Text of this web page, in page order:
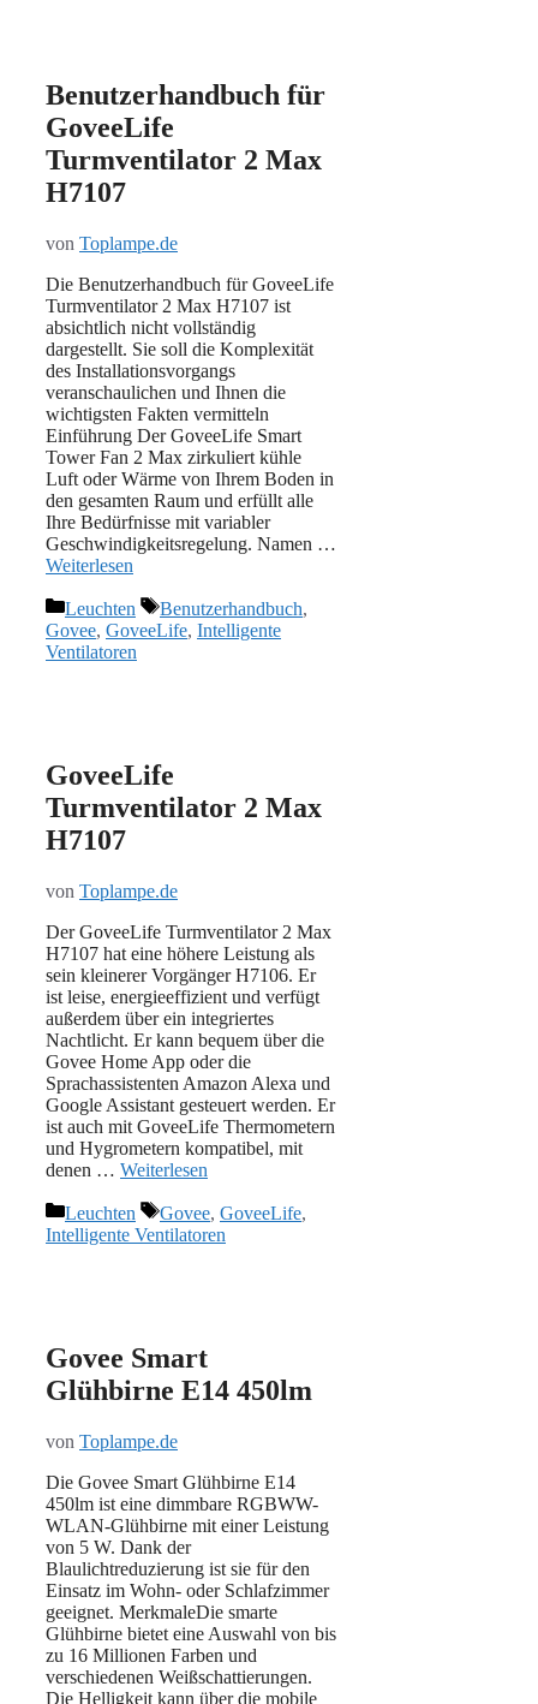
Benutzerhandbuch für
GoveeLife
Turmventilator 2 Max
H7107
von Toplampe.de
Die Benutzerhandbuch für GoveeLife
Turmventilator 2 Max H7107 ist
absichtlich nicht vollständig
dargestellt. Sie soll die Komplexität
des Installationsvorgangs
veranschaulichen und Ihnen die
wichtigsten Fakten vermitteln
Einführung Der GoveeLife Smart
Tower Fan 2 Max zirkuliert kühle
Luft oder Wärme von Ihrem Boden in
den gesamten Raum und erfüllt alle
Ihre Bedürfnisse mit variabler
Geschwindigkeitsregelung. Namen …
Weiterlesen
Kategorien
Leuchten Schlagwörter
Benutzerhandbuch,
Govee, GoveeLife, Intelligente
Ventilatoren
GoveeLife
Turmventilator 2 Max
H7107
von Toplampe.de
Der GoveeLife Turmventilator 2 Max
H7107 hat eine höhere Leistung als
sein kleinerer Vorgänger H7106. Er
ist leise, energieeffizient und verfügt
außerdem über ein integriertes
Nachtlicht. Er kann bequem über die
Govee Home App oder die
Sprachassistenten Amazon Alexa und
Google Assistant gesteuert werden. Er
ist auch mit GoveeLife Thermometern
und Hygrometern kompatibel, mit
denen … Weiterlesen
Kategorien
Leuchten Schlagwörter
Govee, GoveeLife,
Intelligente Ventilatoren
Govee Smart
Glühbirne E14 450lm
von Toplampe.de
Die Govee Smart Glühbirne E14
450lm ist eine dimmbare RGBWW-
WLAN-Glühbirne mit einer Leistung
von 5 W. Dank der
Blaulichtreduzierung ist sie für den
Einsatz im Wohn- oder Schlafzimmer
geeignet. MerkmaleDie smarte
Glühbirne bietet eine Auswahl von bis
zu 16 Millionen Farben und
verschiedenen Weißschattierungen.
Die Helligkeit kann über die mobile